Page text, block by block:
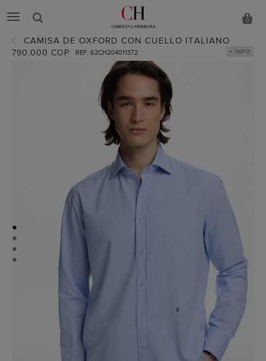
0
CAMISA DE OXFORD CON CUELLO ITALIANO
790.000 COP REF. 62CH204011372 + INFO
●
●
●
●